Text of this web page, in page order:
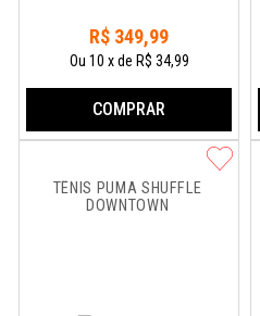
R$ 349,99
Ou 10 xde R$ 34,99
COMPRAR
TÊNIS PUMA SHUFFLE
DOWNTOWN